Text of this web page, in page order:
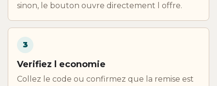
sinon, le bouton ouvre directement l offre.
3
Verifiez l economie
Collez le code ou confirmez que la remise est